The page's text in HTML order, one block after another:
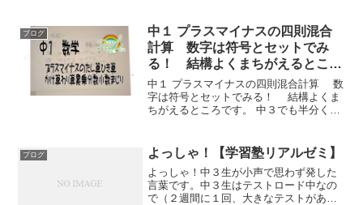
格な企画ですしかも成績伸...
ブログ
中１ プラスマイナスの四則混合
計算 数字は符号とセットでみ
る！ 結構よくまちがえるとこ
ろ 中３でも半分くらいしか全部
ちゃんとできない ここをおざな
りにすると後で苦労します【リア
中１ プラスマイナスの四則混合計算 数
字は符号とセットでみる！ 結構よくま
ちがえるところです。 中３でも半分くら
る！！
ブログ よっしゃ！【学習塾リアルゼミ】
よっしゃ！中３生が小声で思わず発した
言葉です。中３生はテストロード中なの
で（２週間に１回、大きなテストがあ